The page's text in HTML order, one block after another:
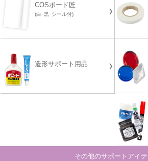
COSボード匠
(白･黒･シール付)
造形サポート用品
その他のサポートアイ